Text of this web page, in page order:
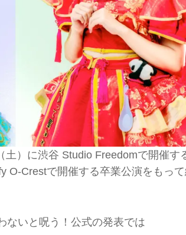
）に渋谷 Studio Freedomで開催す
O-Crestで開催する卒業公演をもっ
ないと呪う！公式の発表では